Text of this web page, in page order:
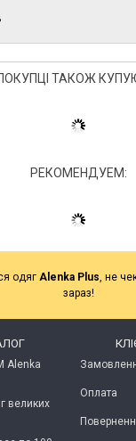
ТАКОЖ
РЕКОМЕНДУЕМ:
одяг Alenka Plus , не
зараз!
Alenka
великих
Оплата